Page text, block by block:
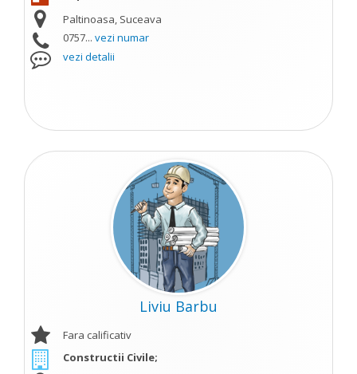
Paltinoasa, Suceava
0757... vezi numar
vezi detalii
Liviu Barbu
Fara calificativ
Constructii Civile;